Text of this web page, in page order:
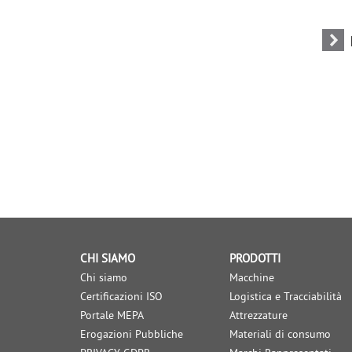
CHI SIAMO
Chi siamo
Certificazioni ISO
Portale MEPA
Erogazioni Pubbliche
PRODOTTI
Macchine
Logistica e Tracciabilità
Attrezzature
Materiali di consumo